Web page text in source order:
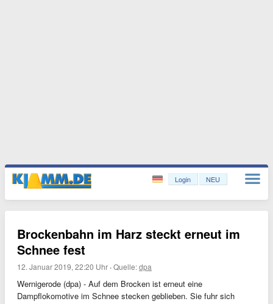
Login NEU
Brockenbahn im Harz steckt erneut im
Schnee fest
12. Januar 2019, 22:20 Uhr ·Quelle:dpa
Wernigerode (dpa) - Auf dem Brocken ist erneut eine
Dampflokomotive im Schnee stecken geblieben. Sie fuhr sich